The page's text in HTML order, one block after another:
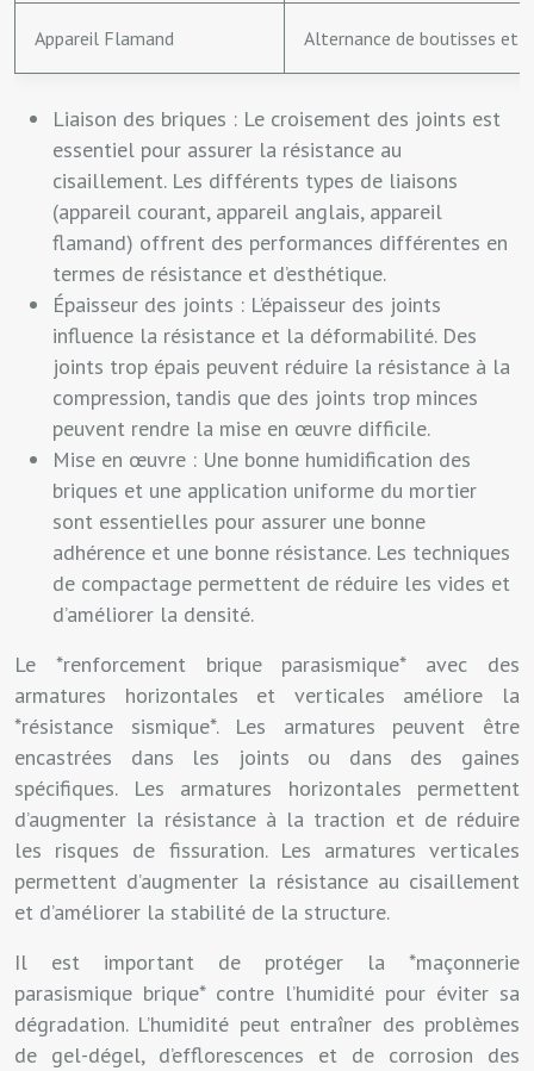
Appareil Flamand Alternance de boutisses et
Liaison des briques : Le croisement des joints est
essentiel pour assurer la résistance au
cisaillement. Les différents types de liaisons
(appareil courant, appareil anglais, appareil
flamand) offrent des performances différentes en
termes de résistance et d’esthétique.
Épaisseur des joints : L’épaisseur des joints
influence la résistance et la déformabilité. Des
joints trop épais peuvent réduire la résistance à la
compression, tandis que des joints trop minces
peuvent rendre la mise en œuvre difficile.
Mise en œuvre : Une bonne humidification des
briques et une application uniforme du mortier
sont essentielles pour assurer une bonne
adhérence et une bonne résistance. Les techniques
de compactage permettent de réduire les vides et
d’améliorer la densité.
Le *renforcement brique parasismique* avec des
armatures horizontales et verticales améliore la
*résistance sismique*. Les armatures peuvent être
encastrées dans les joints ou dans des gaines
spécifiques. Les armatures horizontales permettent
d’augmenter la résistance à la traction et de réduire
les risques de fissuration. Les armatures verticales
permettent d’augmenter la résistance au cisaillement
et d’améliorer la stabilité de la structure.
Il est important de protéger la *maçonnerie
parasismique brique* contre l’humidité pour éviter sa
dégradation. L’humidité peut entraîner des problèmes
de gel-dégel, d’efflorescences et de corrosion des